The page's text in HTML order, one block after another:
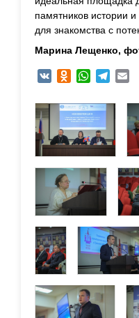
памятников истории
для знакомства с
Марина Лещенко,
VK Odnoklassniki
WhatsApp